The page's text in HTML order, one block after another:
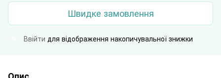
Швидке замовлення
Ввійти для відображення накопичувальної знижки